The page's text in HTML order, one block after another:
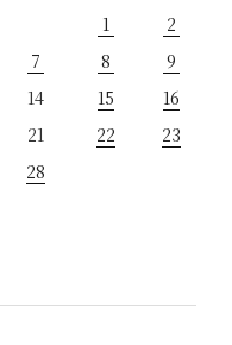
1
2
7 8
9
14 15
16
21 22
23
28